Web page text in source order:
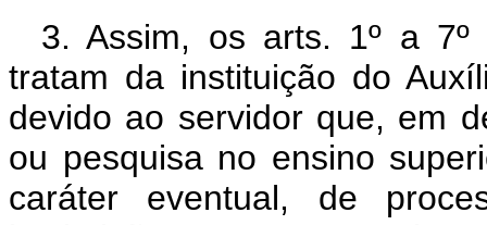
3. Assim, os arts. 1º a 7º
tratam da instituição do
devido ao servidor que, em
ou pesquisa no ensino
caráter eventual, de